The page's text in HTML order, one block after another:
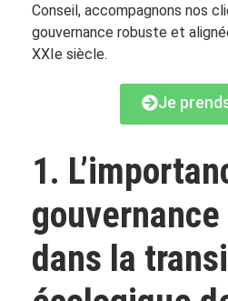
Conseil, accompagnons nos
gouvernance robuste et
XXIe siècle.
Je
1.
dans la